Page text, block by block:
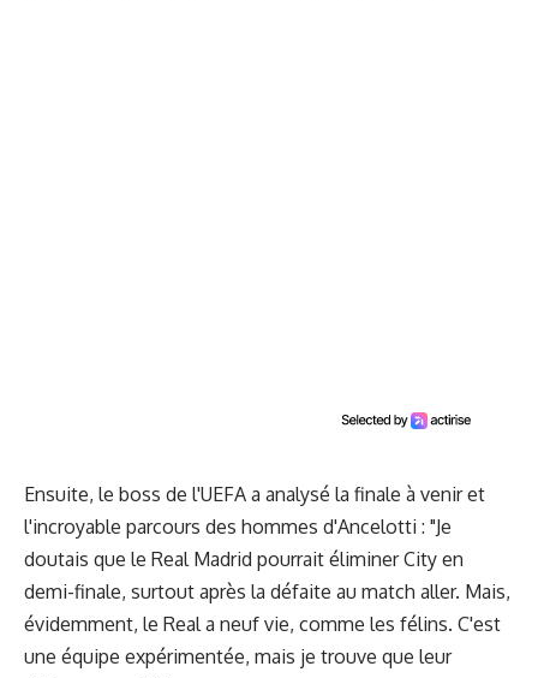
Ensuite, le boss de l'UEFA a analysé la finale à venir et
l'incroyable parcours des hommes d'Ancelotti : "Je
doutais que le Real Madrid pourrait éliminer City en
demi-finale, surtout après la défaite au match aller. Mais,
évidemment, le Real a neuf vie, comme les félins. C'est
une équipe expérimentée, mais je trouve que leur